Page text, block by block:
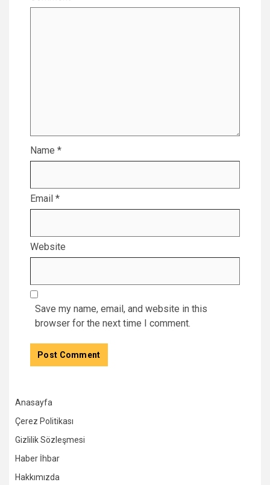
Name *
Email *
Website
Save my name, email, and website in this
browser for the next time I comment.
Anasayfa
Çerez Politikası
Gizlilik Sözleşmesi
Haber İhbar
Hakkımızda